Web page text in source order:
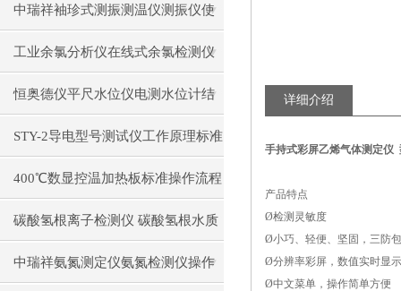
作使用
中瑞祥袖珍式测振测温仪测振仪使
用注意事项工作原理
工业余氯分析仪在线式余氯检测仪
日常维护注意事项安装与接线步骤
恒奥德仪平尺水位仪电测水位计结
构原理操作使用
STY-2导电型号测试仪工作原理标准
操作流程
400℃数显控温加热板标准操作流程
碳酸氢根离子检测仪 碳酸氢根水质
测定仪操作使用
中瑞祥氨氮测定仪氨氮检测仪操作
详细介绍
手持式彩屏乙烯气体测定仪
产品特点
Ø检测灵敏度
Ø小巧、轻便、坚固，三防
Ø分辨率彩屏，数值实时显示
Ø中文菜单，操作简单方便